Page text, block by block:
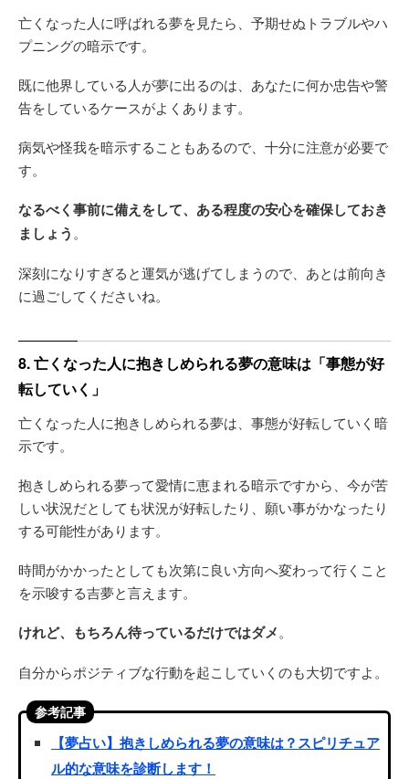
亡くなった人に呼ばれる夢を見たら、予期せぬトラブルやハ
プニングの暗示です。
既に他界している人が夢に出るのは、あなたに何か忠告や警
告をしているケースがよくあります。
病気や怪我を暗示することもあるので、十分に注意が必要で
す。
なるべく事前に備えをして、ある程度の安心を確保しておき
ましょう 。
深刻になりすぎると運気が逃げてしまうので、あとは前向き
に過ごしてくださいね。
8. 亡くなった人に抱きしめられる夢の意味は「事態が好
転していく」
亡くなった人に抱きしめられる夢は、事態が好転していく暗
示です。
抱きしめられる夢って愛情に恵まれる暗示ですから、今が苦
しい状況だとしても状況が好転したり、願い事がかなったり
する可能性があります。
時間がかかったとしても次第に良い方向へ変わって行くこと
を示唆する吉夢と言えます。
けれど、もちろん待っているだけではダメ。
自分からポジティブな行動を起こしていくのも大切ですよ。
参考記事
【夢占い】抱きしめられる夢の意味は？スピリチュア
ル的な意味を診断します！